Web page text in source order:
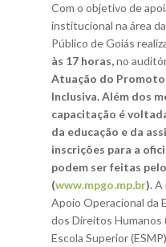
Com o objetivo de
institucional na área
Público de Goiás
às 17 horas,no
Atuação do
Inclusiva. Além dos
capacitação é
da educação e da
inscrições para a
podem ser feitas
(www.mpgo.mp.br).A
Apoio Operacional da
dos Direitos Humanos
Escola Superior